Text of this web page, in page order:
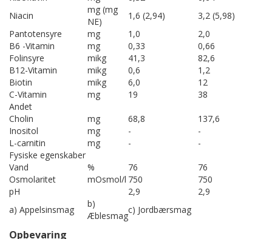
Niacin
mg (mg
NE)
1,6 (2,94)
3,2 (5,98)
Pantotensyre
mg 1,0
2,0
B6 -Vitamin
mg 0,33
0,66
Folinsyre
mikg 41,3
82,6
B12-Vitamin
mikg 0,6
1,2
Biotin
mikg 6,0
12
C-Vitamin
mg 19
38
Andet
Cholin
mg 68,8
137,6
Inositol
mg -
-
L-carnitin
mg -
-
Fysiske egenskaber
Vand
% 76
76
Osmolaritet
mOsmol/l 750
750
pH
2,9
2,9
a) Appelsinsmag
b)
Æblesmag
c) Jordbærsmag
Opbevaring